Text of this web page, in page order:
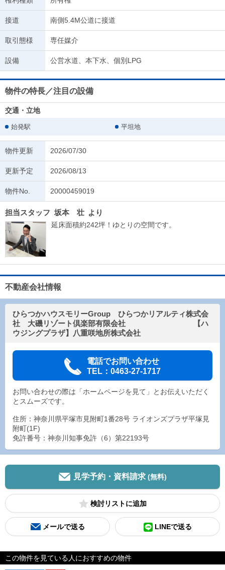
接道 南側5.4M公道に接道
取引態様 専任媒介
設備 公営水道、本下水、個別LPG
物件の特長／注目の設備
交通・立地
始発駅 平坦地
物件更新 2026/07/30
更新予定 2026/08/13
物件No. 20000459019
担当スタッフ 坂本 壮 より
延床面積約242坪！ゆとりの空間です。
不動産会社情報
ひらつかハウスモリーGroup ひらつかリアルティ株式会
社 大磯リゾート倶楽部有限会社 【ハ
ウジングプラザ】八重咲地所株式会社
電話でお問い合わせ
TEL：0463-27-1717
お問い合わせの際は「ホームページを見て」とお伝えいただく
とスムーズです。
住所：神奈川県平塚市見附町1番28号 ライオンズプラザ平塚見
附町(1F)
免許番号：神奈川知事免許（6）第22193号
見学予約・資料請求 (無料)
検討リスト
メールで送る LINEで送る
この物件を見ている人におすすめの物件